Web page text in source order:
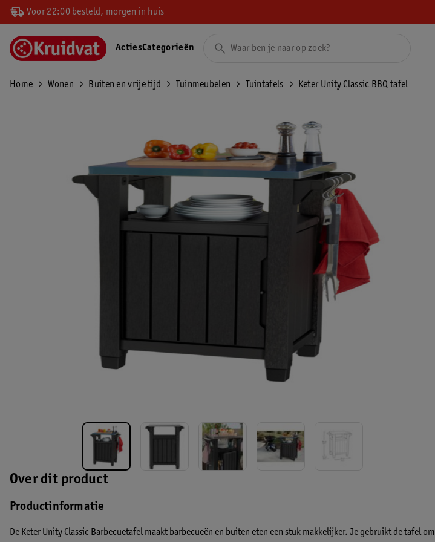
Voor 22:00 besteld, morgen in huis
ActiesCategorieën
Home Wonen Buiten en vrije tijd Tuinmeubelen Tuintafels Keter Unity Classic BBQ tafel
Over dit product
Productinformatie
De Keter Unity Classic Barbecuetafel maakt barbecueën en buiten eten een stuk makkelijker. Je gebruikt de tafel om